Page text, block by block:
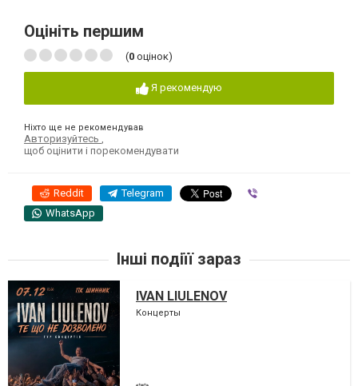
Оцініть першим
(0 оцінок)
Я рекомендую
Ніхто ще не рекомендував
Авторизуйтесь
щоб оцінити і порекомендувати
Reddit Telegram
WhatsApp
Інші подіїї зараз
IVAN LIULENOV
Концерты